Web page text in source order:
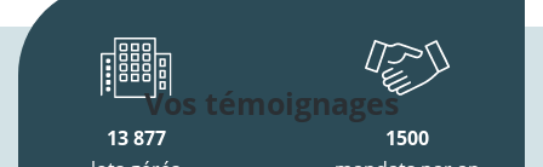
Vos témoignages
13 877
1500